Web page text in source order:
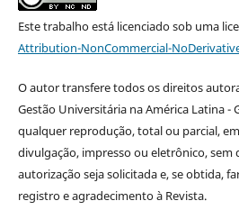
Este trabalho está licenciado sob uma
Attribution-NonCommercial-
O autor transfere todos os direitos
Gestão Universitária na América Latina -
qualquer reprodução, total ou parcial,
divulgação, impresso ou eletrônico, sem
autorização seja solicitada e, se obtida,
registro e agradecimento à Revista.